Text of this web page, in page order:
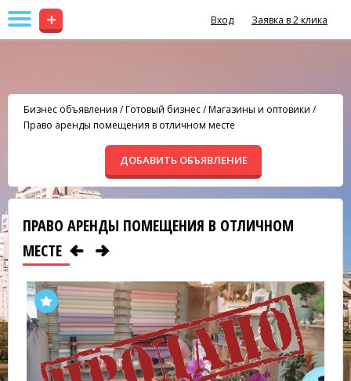
+ Вход Заявка в 2 клика
Бизнес объявления /Готовый бизнес/Магазины и оптовики /
Право аренды помещения в отличном месте
ДОБАВИТЬ ОБЪЯВЛЕНИЕ
ПРАВО АРЕНДЫ ПОМЕЩЕНИЯ В ОТЛИЧНОМ
МЕСТЕ